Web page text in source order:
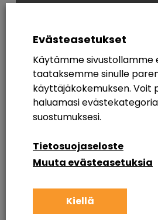
AVAINSANAT
365 Azure AD Breakout
Etätyö Etätyöskentely
Intranet Intranetin
Intranet Sharepoint Toteutus
KuuCast Loppukäyttäjän
M365 Konsultointi MFA
Evästeasetukset
Käytämme sivustollamme
taataksemme sinulle
käyttäjäkokemuksen. Voit
haluamasi
suostumuksesi.
Tietosuojaseloste
Muuta evästeasetuksia
Kiellä